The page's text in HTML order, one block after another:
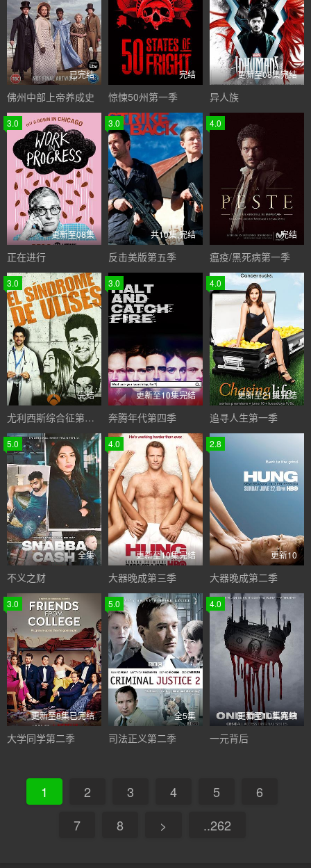
已完结
佛州中部上帝养成史
完结
惊悚50州第一季
更新至08集完结
异人族
3.0
更新至08集
正在进行
3.0
共10集,完结
反击美版第五季
4.0
完结
瘟疫/黑死病第一季
3.0
完结
尤利西斯综合征第一季
3.0
更新至10集完结
奔腾年代第四季
4.0
更新至21集完结
追寻人生第一季
5.0
全集
不义之财
4.0
更新至10集完结
大器晚成第三季
2.8
更新10
大器晚成第二季
3.0
更新至8集已完结
大学同学第二季
5.0
全5集
司法正义第二季
4.0
更新至10集完结
一元背后
1 2 3 4 5
6
7
8 > ..262